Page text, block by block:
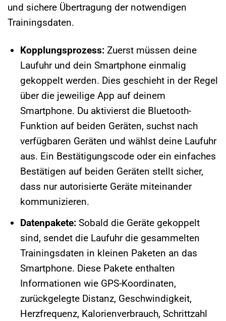
und sichere Übertragung der notwendigen
Trainingsdaten.
Kopplungsprozess:Zuerst müssen deine
Laufuhr und dein Smartphone einmalig
gekoppelt werden. Dies geschieht in der Regel
über die jeweilige App auf deinem
Smartphone. Du aktivierst die Bluetooth-
Funktion auf beiden Geräten, suchst nach
verfügbaren Geräten und wählst deine Laufuhr
aus. Ein Bestätigungscode oder ein einfaches
Bestätigen auf beiden Geräten stellt sicher,
dass nur autorisierte Geräte miteinander
kommunizieren.
Datenpakete:Sobald die Geräte gekoppelt
sind, sendet die Laufuhr die gesammelten
Trainingsdaten in kleinen Paketen an das
Smartphone. Diese Pakete enthalten
Informationen wie GPS-Koordinaten,
zurückgelegte Distanz, Geschwindigkeit,
Herzfrequenz, Kalorienverbrauch, Schrittzahl